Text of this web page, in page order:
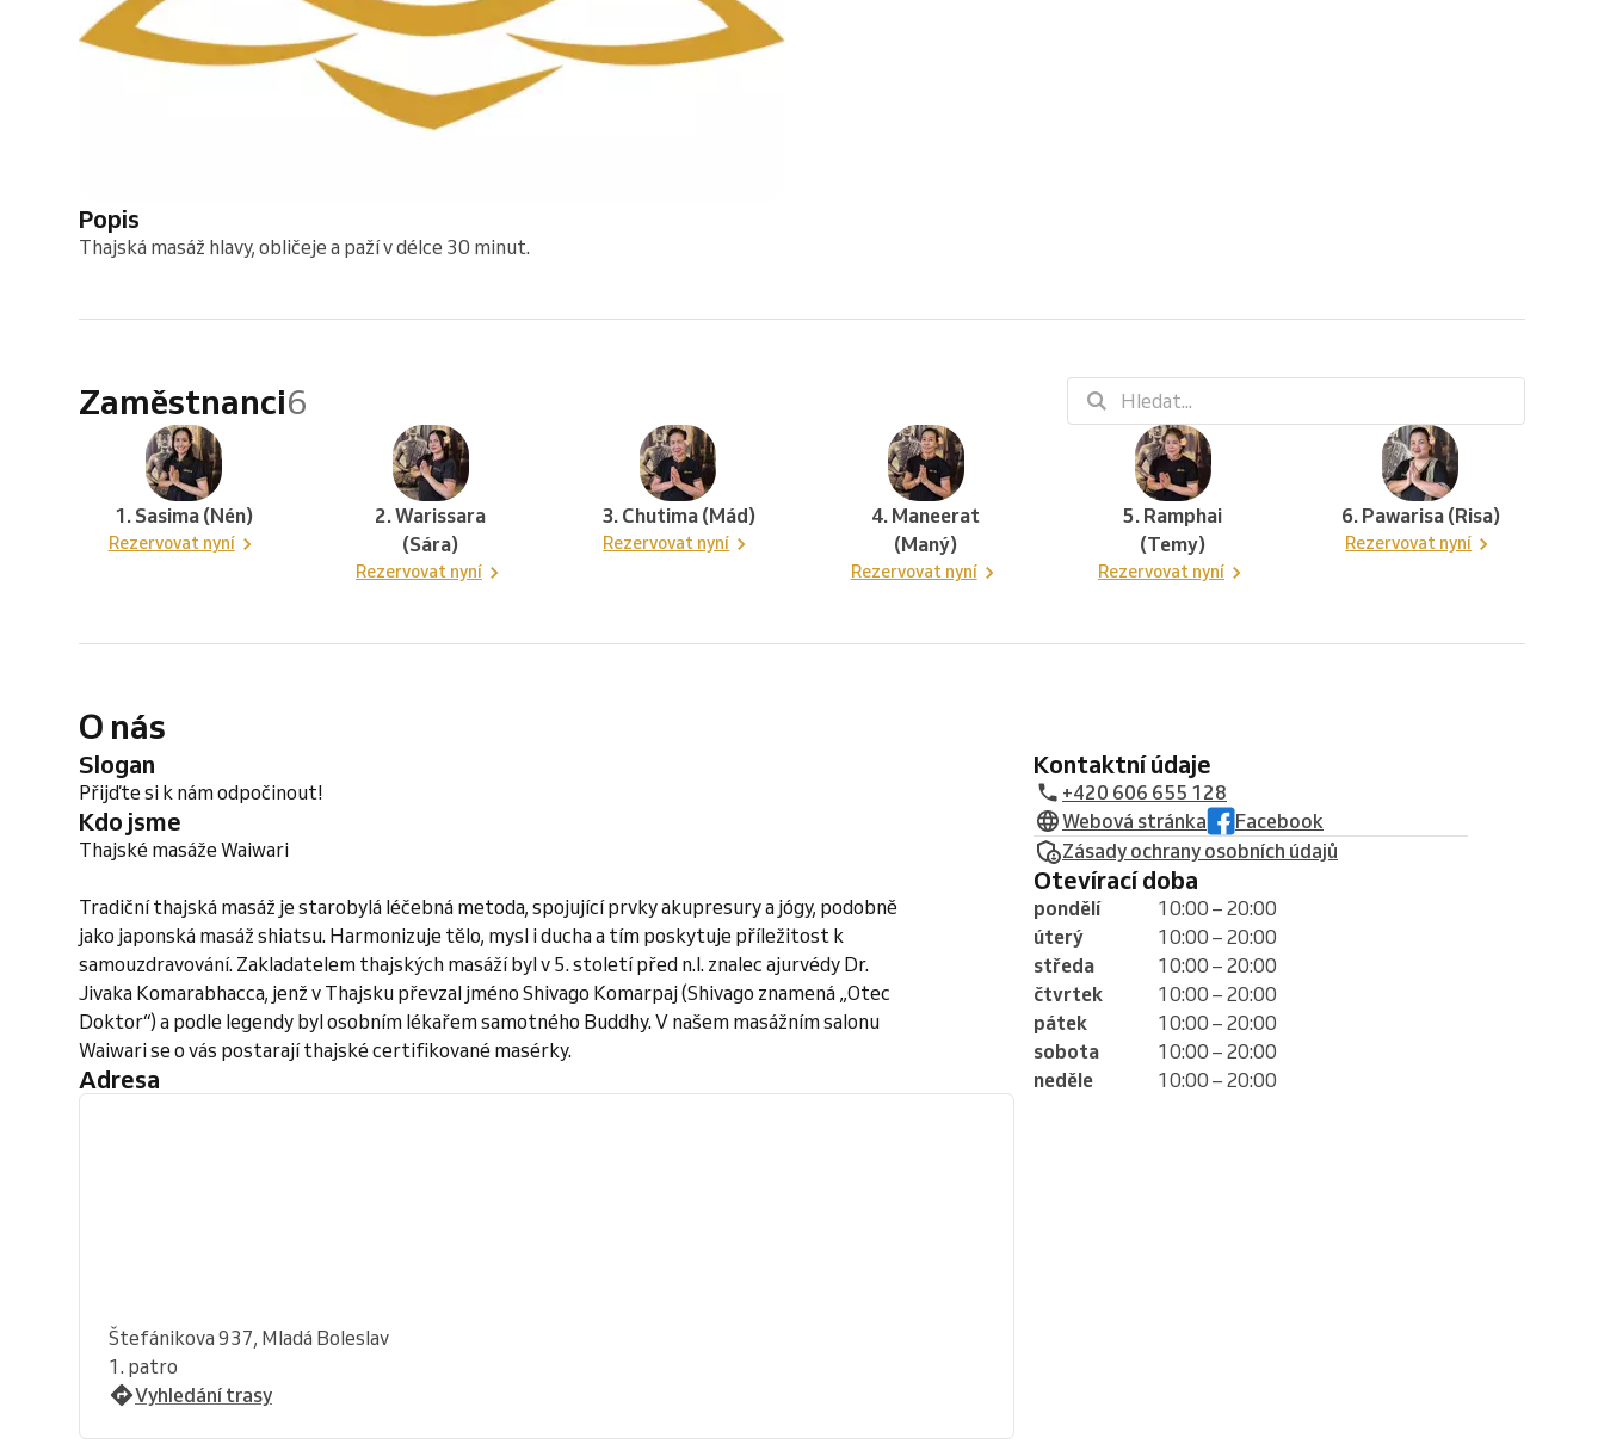
Popis
Thajská masáž hlavy, obličeje a paží v délce 30 minut.
Zaměstnanci6
1. Sasima (Nén)
Rezervovat nyní
2. Warissara
(Sára)
Rezervovat nyní
3. Chutima (Mád)
Rezervovat nyní
4. Maneerat
(Maný)
Rezervovat nyní
5. Ramphai
(Temy)
Rezervovat nyní
6. Pawarisa (Risa)
Rezervovat nyní
O nás
Slogan
Přijďte si k nám odpočinout!
Kdo jsme
Thajské masáže Waiwari
Tradiční thajská masáž je starobylá léčebná metoda, spojující prvky akupresury a jógy, podobně
jako japonská masáž shiatsu. Harmonizuje tělo, mysl i ducha a tím poskytuje příležitost k
samouzdravování. Zakladatelem thajských masáží byl v 5. století před n.l. znalec ajurvédy Dr.
Jivaka Komarabhacca, jenž v Thajsku převzal jméno Shivago Komarpaj (Shivago znamená „Otec
Doktor“) a podle legendy byl osobním lékařem samotného Buddhy. V našem masážním salonu
Waiwari se o vás postarají thajské certifikované masérky.
Adresa
Štefánikova 937, Mladá Boleslav
1. patro
Vyhledání trasy
Kontaktní údaje
+420 606 655 128
Webová stránka
Facebook
Zásady ochrany osobních údajů
Otevírací doba
pondělí
10:00 – 20:00
úterý
10:00 – 20:00
středa
10:00 – 20:00
čtvrtek
10:00 – 20:00
pátek
10:00 – 20:00
sobota
10:00 – 20:00
neděle
10:00 – 20:00